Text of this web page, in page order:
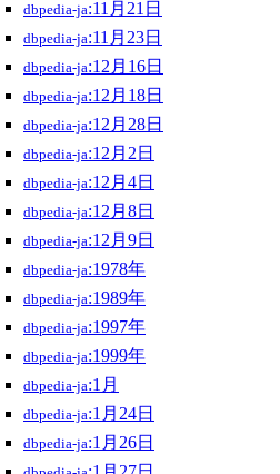
dbpedia-ja:11月21日
dbpedia-ja:11月23日
dbpedia-ja:12月16日
dbpedia-ja:12月18日
dbpedia-ja:12月28日
dbpedia-ja:12月2日
dbpedia-ja:12月4日
dbpedia-ja:12月8日
dbpedia-ja:12月9日
dbpedia-ja:1978年
dbpedia-ja:1989年
dbpedia-ja:1997年
dbpedia-ja:1999年
dbpedia-ja:1月
dbpedia-ja:1月24日
dbpedia-ja:1月26日